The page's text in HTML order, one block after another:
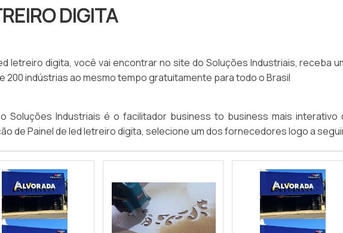
DIGITA
letreiro digita, você vai encontrar no site do Soluções Industriais, receba
200 indústrias ao mesmo tempo gratuitamente para todo o Brasil
Soluções Industriais é o facilitador business to business mais interativo
de Painel de led letreiro digita, selecione um dos fornecedores logo a